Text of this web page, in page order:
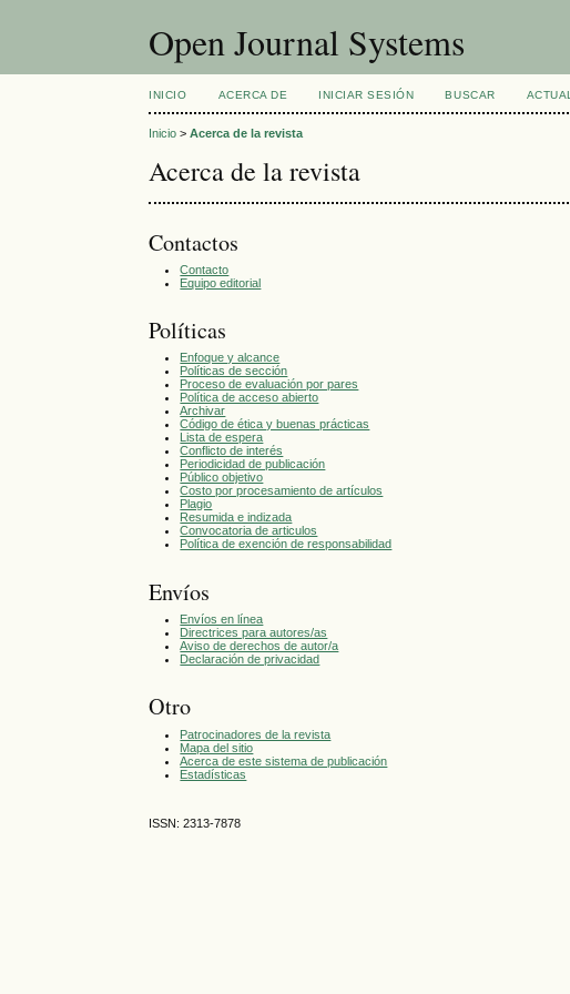
Open Journal Systems
INICIO ACERCA DE INICIAR SESIÓN BUSCAR ACTUAL
Inicio >Acerca de la revista
Acerca de la revista
Contactos
Contacto
Equipo editorial
Políticas
Enfoque y alcance
Políticas de sección
Proceso de evaluación por pares
Política de acceso abierto
Archivar
Código de ética y buenas prácticas
Lista de espera
Conflicto de interés
Periodicidad de publicación
Público objetivo
Costo por procesamiento de artículos
Plagio
Resumida e indizada
Convocatoria de articulos
Política de exención de responsabilidad
Envíos
Envíos en línea
Directrices para autores/as
Aviso de derechos de autor/a
Declaración de privacidad
Otro
Patrocinadores de la revista
Mapa del sitio
Acerca de este sistema de publicación
Estadísticas
ISSN: 2313-7878